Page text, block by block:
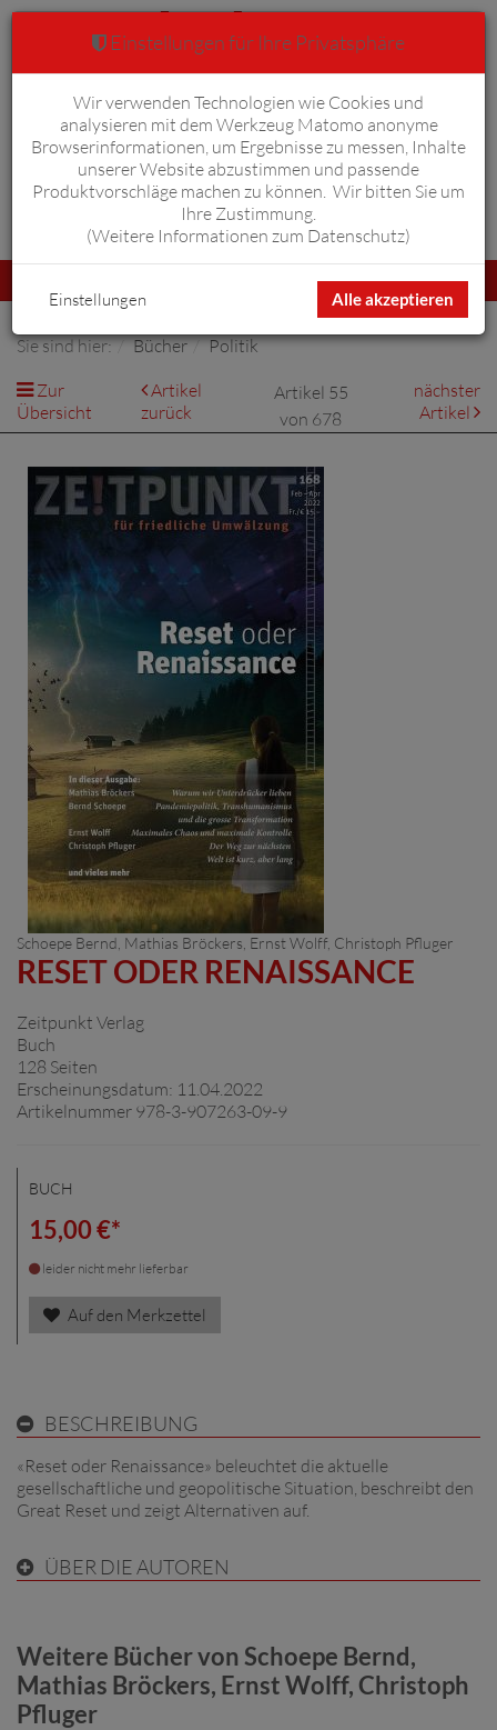
Anmelden Warenkorb 0
umschalten
Sie sind hier: Bücher
Politik
Zur
Übersicht
Artikel
zurück
Artikel 55
von 678
nächster
Artikel
Schoepe Bernd, Mathias Bröckers Ernst Wolff, Christoph Pfluger
RESET ODER RENAISSANCE
Zeitpunkt Verlag
Buch
128 Seiten
Erscheinungsdatum: 11.04.2022
Artikelnummer 978-3-907263-09-9
BUCH
15,00 €*
leider nicht mehr lieferbar
Auf den Merkzettel
BESCHREIBUNG
«Reset oder Renaissance» beleuchtet die aktuelle
gesellschaftliche und geopolitische Situation, beschreibt den
Great Reset und zeigt Alternativen auf.
ÜBER DIE AUTOREN
Weitere Bücher von Schoepe Bernd,
Mathias Bröckers, Ernst Wolff, Christoph
Pfluger
Einstellungen für Ihre Privatsphäre
Wir verwenden Technologien wie Cookies und
analysieren mit dem Werkzeug Matomo anonyme
Browserinformationen, um Ergebnisse zu messen, Inhalte
unserer Website abzustimmen und passende
Produktvorschläge machen zu können. Wir bitten Sie um
Ihre Zustimmung.
(Weitere Informationen zum Datenschutz)
Alle akzeptieren
Einstellungen